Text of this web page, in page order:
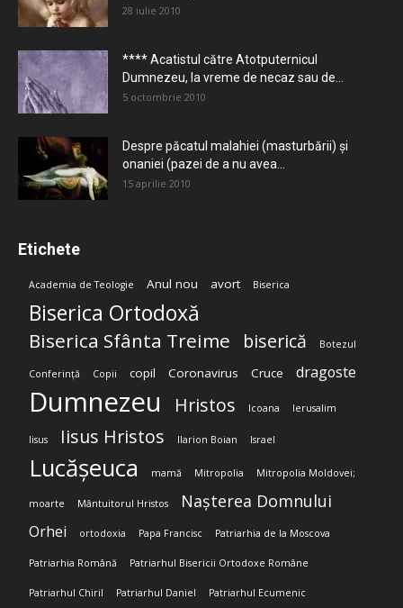
28 iulie 2010
**** Acatistul către Atotputernicul
Dumnezeu, la vreme de necaz sau de...
5 octombrie 2010
Despre păcatul malahiei (masturbării) şi
onaniei (pazei de a nu avea...
15 aprilie 2010
Etichete
Academia de Teologie Anul nou avort Biserica
Biserica Ortodoxă
Biserica Sfânta Treime biserică Botezul
Conferință Copii copil Coronavirus Cruce dragoste
Dumnezeu Hristos Icoana Ierusalim
Iisus Iisus Hristos Ilarion Boian Israel
Lucășeuca mamă Mitropolia Mitropolia Moldovei;
moarte Mântuitorul Hristos Nașterea Domnului
Orhei ortodoxia Papa Francisc Patriarhia de la Moscova
Patriarhia Română Patriarhul Bisericii Ortodoxe Române
Patriarhul Chiril Patriarhul Daniel Patriarhul Ecumenic